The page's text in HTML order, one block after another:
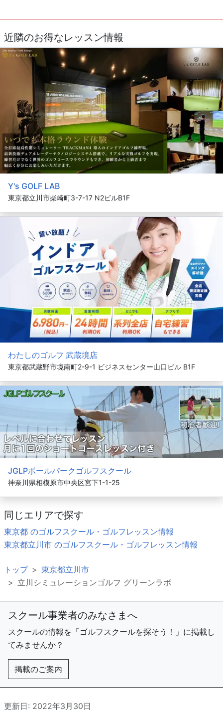
近隣のお得なレッスン情報
Y's GOLF LAB
東京都立川市柴崎町3-7-17 N2ビルB1F
わたしのゴルフ 武蔵境店
東京都武蔵野市境南町2-9-1 ビジネスセンター山口ビル B1F
JGLPボールパークゴルフスクール
神奈川県相模原市中央区宮下1-1-25
同じエリアで探す
東京都 のゴルフスクール・ゴルフレッスン情報
東京都立川市 のゴルフスクール・ゴルフレッスン情報
トップ
東京都立川市
立川シミュレーションゴルフ グリーンラボ
スクール事業者のみなさまへ
スクールの情報を「ゴルフスクールを探そう！」に掲載し
てみませんか？
掲載のご案内
更新日: 2022年3月30日